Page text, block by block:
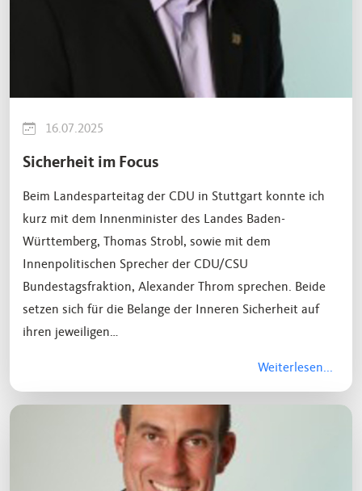
16.07.2025
Sicherheit im Focus
Beim Landesparteitag der CDU in Stuttgart konnte ich
kurz mit dem Innenminister des Landes Baden-
Württemberg, Thomas Strobl, sowie mit dem
Innenpolitischen Sprecher der CDU/CSU
Bundestagsfraktion, Alexander Throm sprechen. Beide
setzen sich für die Belange der Inneren Sicherheit auf
ihren jeweiligen…
Weiterlesen...